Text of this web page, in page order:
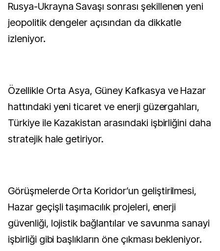
Rusya-Ukrayna Savaşı sonrası şekillenen yeni
jeopolitik dengeler açısından da dikkatle
izleniyor.
Özellikle Orta Asya, Güney Kafkasya ve Hazar
hattındaki yeni ticaret ve enerji güzergahları,
Türkiye ile Kazakistan arasındaki işbirliğini daha
stratejik hale getiriyor.
Görüşmelerde Orta Koridor’un geliştirilmesi,
Hazar geçişli taşımacılık projeleri, enerji
güvenliği, lojistik bağlantılar ve savunma sanayi
işbirliği gibi başlıkların öne çıkması bekleniyor.